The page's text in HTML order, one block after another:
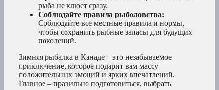
рыба не клюет сразу.
Соблюдайте правила рыболовства:
Соблюдайте все местные правила и нормы,
чтобы сохранить рыбные запасы для будущих
поколений.
Зимняя рыбалка в Канаде – это незабываемое
приключение, которое подарит вам массу
положительных эмоций и ярких впечатлений.
Главное – правильно подготовиться, выбрать